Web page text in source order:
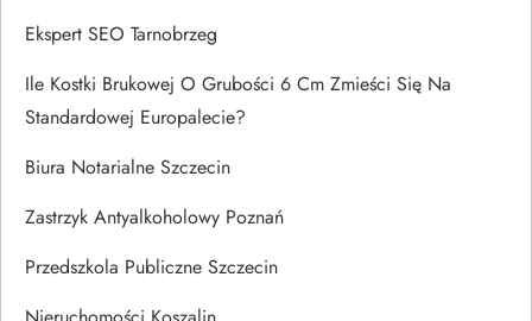
Ekspert SEO Tarnobrzeg
Ile Kostki Brukowej O Grubości 6 Cm Zmieści Się Na
Standardowej Europalecie?
Biura Notarialne Szczecin
Zastrzyk Antyalkoholowy Poznań
Przedszkola Publiczne Szczecin